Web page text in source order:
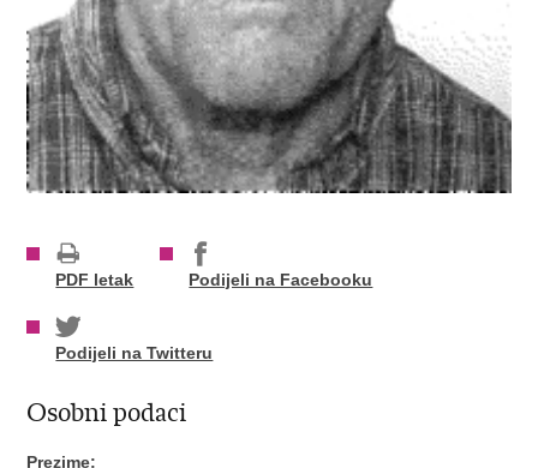
PDF letak Podijeli na Facebooku
Podijeli na Twitteru
Osobni podaci
Prezime: